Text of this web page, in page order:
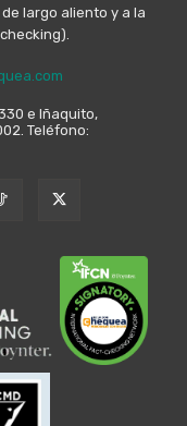
largo aliento y a la
e Iñaquito,
Teléfono: